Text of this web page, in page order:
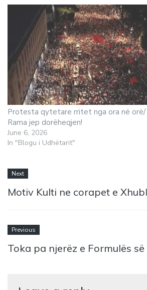
Protesta qytetare rritet nga ora në orë/
Rama jep dorëheqjen!
June 6, 2026
In "Blogu i Udhëtarit"
Next
Motiv Kulti ne corapet e
Previous
Toka pa njerëz e Formulës